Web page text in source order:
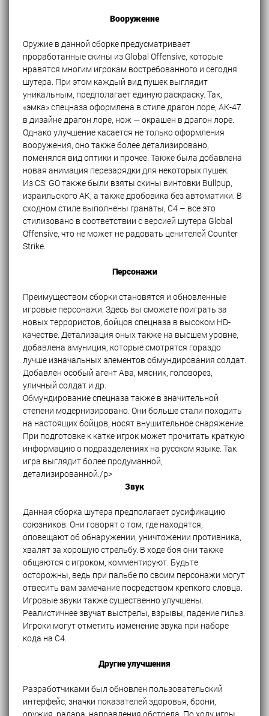
Вооружение
Оружие в данной сборке предусматривает
проработанные скины из Global Offensive, которые
нравятся многим игрокам востребованного и сегодня
шутера. При этом каждый вид пушек выглядит
уникальным, предполагает единую раскраску. Так,
«эмка» спецназа оформлена в стиле драгон лоре, АК-47
в дизайне драгон лоре, нож — окрашен в драгон лоре.
Однако улучшение касается не только оформления
вооружения, оно также более детализировано,
поменялся вид оптики и прочее. Также была добавлена
новая анимация перезарядки для некоторых пушек.
Из CS: GO также были взяты скины винтовки Bullpup,
израильского АК, а также дробовика без автоматики. В
сходном стиле выполнены гранаты, C4 – все это
стилизовано в соответствии с версией шутера Global
Offensive, что не может не радовать ценителей Counter
Strike.
Персонажи
Преимуществом сборки становятся и обновленные
игровые персонажи. Здесь вы сможете поиграть за
новых террористов, бойцов спецназа в высоком HD-
качестве. Детализация оных также на высшем уровне,
добавлена амуниция, которые смотрятся гораздо
лучше изначальных элементов обмундирования солдат.
Добавлен особый агент Ава, мясник, головорез,
уличный солдат и др.
Обмундирование спецназа также в значительной
степени модернизировано. Они больше стали походить
на настоящих бойцов, носят внушительное снаряжение.
При подготовке к катке игрок может прочитать краткую
информацию о подразделениях на русском языке. Так
игра выглядит более продуманной,
детализированной./p>
Звук
Данная сборка шутера предполагает русификацию
союзников. Они говорят о том, где находятся,
оповещают об обнаружении, уничтожении противника,
хвалят за хорошую стрельбу. В ходе боя они также
общаются с игроком, комментируют. Будьте
осторожны, ведь при пальбе по своим персонажи могут
отвесить вам замечание посредством крепкого словца.
Игровые звуки также существенно улучшены.
Реалистичнее звучат выстрелы, взрывы, падение гильз.
Игроки могут отметить изменение звука при наборе
кода на C4.
Другие улучшения
Разработчиками был обновлен пользовательский
интерфейс, значки показателей здоровья, брони,